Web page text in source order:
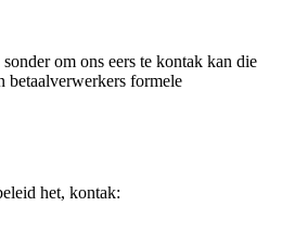
om ons eers te kontak kan die
betaalverwerkers formele
het, kontak: